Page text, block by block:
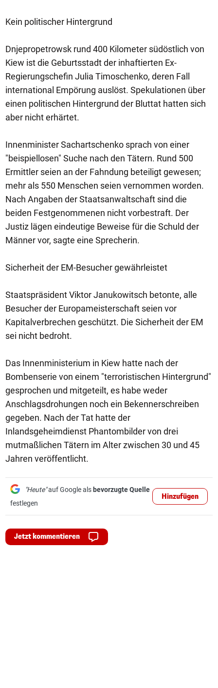
Kein politischer Hintergrund
Dnjepropetrowsk rund 400 Kilometer südöstlich von
Kiew ist die Geburtsstadt der inhaftierten Ex-
Regierungschefin Julia Timoschenko, deren Fall
international Empörung auslöst. Spekulationen über
einen politischen Hintergrund der Bluttat hatten sich
aber nicht erhärtet.
Innenminister Sachartschenko sprach von einer
"beispiellosen" Suche nach den Tätern. Rund 500
Ermittler seien an der Fahndung beteiligt gewesen;
mehr als 550 Menschen seien vernommen worden.
Nach Angaben der Staatsanwaltschaft sind die
beiden Festgenommenen nicht vorbestraft. Der
Justiz lägen eindeutige Beweise für die Schuld der
Männer vor, sagte eine Sprecherin.
Sicherheit der EM-Besucher gewährleistet
Staatspräsident Viktor Janukowitsch betonte, alle
Besucher der Europameisterschaft seien vor
Kapitalverbrechen geschützt. Die Sicherheit der EM
sei nicht bedroht.
Das Innenministerium in Kiew hatte nach der
Bombenserie von einem "terroristischen Hintergrund"
gesprochen und mitgeteilt, es habe weder
Anschlagsdrohungen noch ein Bekennerschreiben
gegeben. Nach der Tat hatte der
Inlandsgeheimdienst Phantombilder von drei
mutmaßlichen Tätern im Alter zwischen 30 und 45
Jahren veröffentlicht.
"Heute"auf Google als bevorzugte Quelle
festlegen
Hinzufügen
Jetzt kommentieren